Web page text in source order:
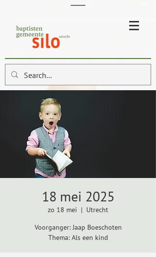
18 mei 2025
zo 18 mei
  |
Utrecht
Voorganger: Jaap Boeschoten
Thema: Als een kind